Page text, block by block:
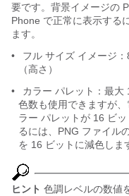
要です。背景イメージの
Phone で正常に表示する
ます。
•
フル サイズ イメージ
（高さ）
•
カラー パレット：最大
色数も使用できますが
ラー パレットが 16 ビ
るには、PNG ファイル
を 16 ビットに減色しま
ヒント 色調レベルの数値